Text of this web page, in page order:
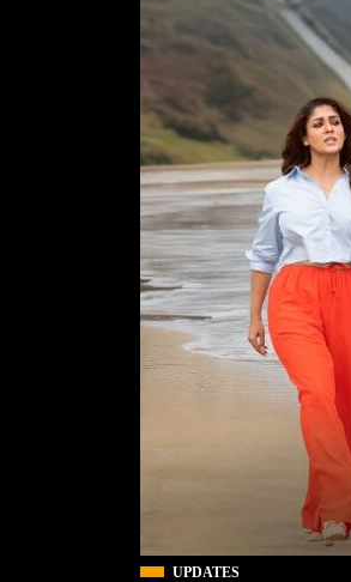
UPDATES